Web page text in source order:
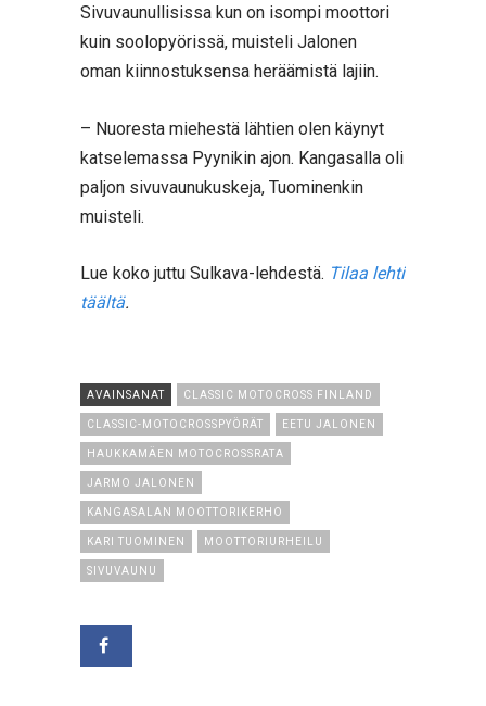
Sivuvaunullisissa kun on isompi moottori
kuin soolopyörissä, muisteli Jalonen
oman kiinnostuksensa heräämistä lajiin.
– Nuoresta miehestä lähtien olen käynyt
katselemassa Pyynikin ajon. Kangasalla oli
paljon sivuvaunukuskeja, Tuominenkin
muisteli.
Lue koko juttu Sulkava-lehdestä. Tilaa lehti
täältä.
AVAINSANAT CLASSIC MOTOCROSS FINLAND
CLASSIC-MOTOCROSSPYÖRÄT EETU JALONEN
HAUKKAMÄEN MOTOCROSSRATA
JARMO JALONEN
KANGASALAN MOOTTORIKERHO
KARI TUOMINEN MOOTTORIURHEILU
SIVUVAUNU